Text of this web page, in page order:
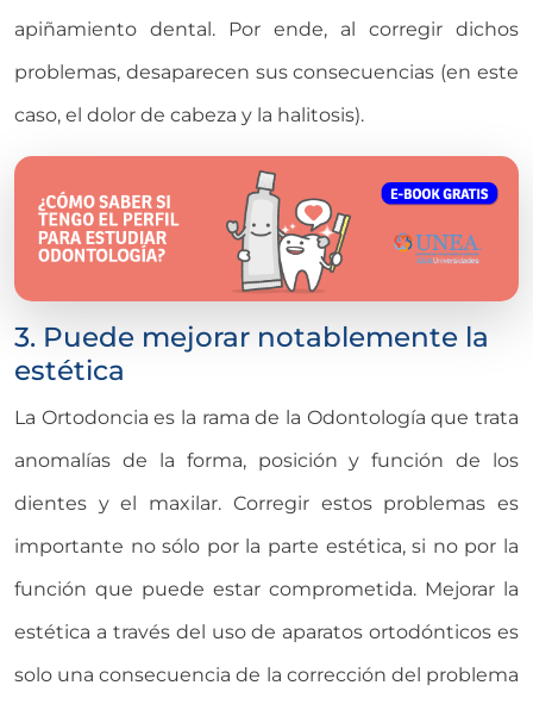
apiñamiento dental. Por ende, al corregir dichos
problemas, desaparecen sus consecuencias (en este
caso, el dolor de cabeza y la halitosis).
3. Puede mejorar notablemente la
estética
La Ortodoncia es la rama de la Odontología que trata
anomalías de la forma, posición y función de los
dientes y el maxilar. Corregir estos problemas es
importante no sólo por la parte estética, si no por la
función que puede estar comprometida. Mejorar la
estética a través del uso de aparatos ortodónticos es
solo una consecuencia de la corrección del problema